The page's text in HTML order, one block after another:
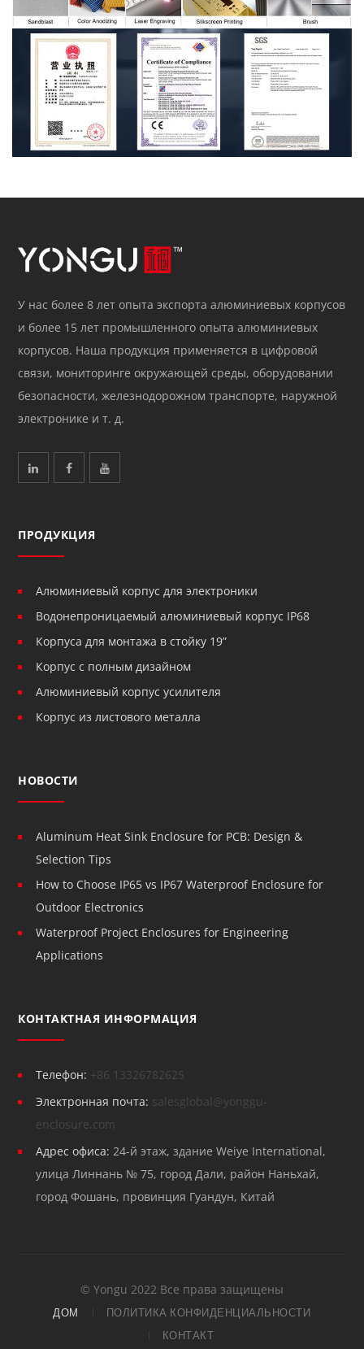
У нас более 8 лет опыта экспорта алюминиевых корпусов
и более 15 лет промышленного опыта алюминиевых
корпусов. Наша продукция применяется в цифровой
связи, мониторинге окружающей среды, оборудовании
безопасности, железнодорожном транспорте, наружной
электронике и т. д.
ПРОДУКЦИЯ
Алюминиевый корпус для электроники
Водонепроницаемый алюминиевый корпус IP68
Корпуса для монтажа в стойку 19”
Корпус с полным дизайном
Алюминиевый корпус усилителя
Корпус из листового металла
НОВОСТИ
Aluminum Heat Sink Enclosure for PCB: Design &
Selection Tips
How to Choose IP65 vs IP67 Waterproof Enclosure for
Outdoor Electronics
Waterproof Project Enclosures for Engineering
Applications
КОНТАКТНАЯ ИНФОРМАЦИЯ
Телефон: +86 13326782625
Электронная почта: salesglobal@yonggu-
enclosure.com
Адрес офиса: 24-й этаж, здание Weiye International,
улица Линнань № 75, город Дали, район Наньхай,
город Фошань, провинция Гуандун, Китай
© Yongu 2022 Все права защищены
ДОМ
ПОЛИТИКА КОНФИДЕНЦИАЛЬНОСТИ
КОНТАКТ